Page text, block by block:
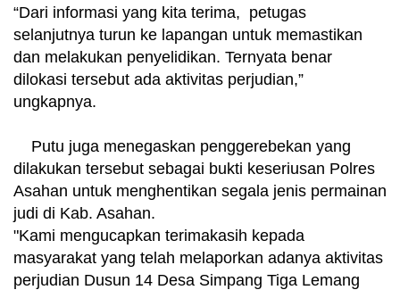
“Dari informasi yang kita terima, petugas
selanjutnya turun ke lapangan untuk memastikan
dan melakukan penyelidikan. Ternyata benar
dilokasi tersebut ada aktivitas perjudian,”
ungkapnya.
Putu juga menegaskan penggerebekan yang
dilakukan tersebut sebagai bukti keseriusan Polres
Asahan untuk menghentikan segala jenis permainan
judi di Kab. Asahan.
"Kami mengucapkan terimakasih kepada
masyarakat yang telah melaporkan adanya aktivitas
perjudian Dusun 14 Desa Simpang Tiga Lemang